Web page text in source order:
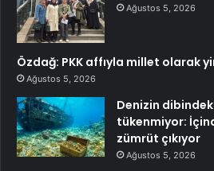
Ağustos 5, 2026
Özdağ: PKK affıyla millet olarak
Ağustos 5, 2026
Denizin
tükenmiyor:
zümrüt çıkıyor
Ağustos 5, 2026